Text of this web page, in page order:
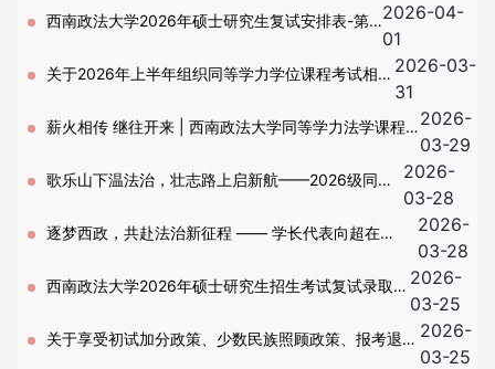
单公示－第一批复试
西南政法大学2026年硕士研究生复试安排表-第
2026-04-
01
关于2026年上半年组织同等学力学位课程考试相关
事宜的通知
2026-03-
31
薪火相传 继往开来 | 西南政法大学同等学力法学课程
培训班2026级开班式暨2024级结业式圆满举行
2026-
03-29
歌乐山下温法治，壮志路上启新航——2026级同等
学力法学新生代表发言
2026-
03-28
逐梦西政，共赴法治新征程 —— 学长代表向超在
2026 级同等学力法学培训班开班式上的发言
2026-
03-28
西南政法大学2026年硕士研究生招生考试复试录取阶
段第二号公告-复试基本要求
2026-
03-25
关于享受初试加分政策、少数民族照顾政策、报考退役 2026-
03-25